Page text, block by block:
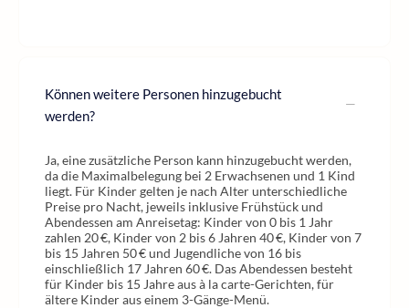
Können weitere Personen hinzugebucht
werden?
Ja, eine zusätzliche Person kann hinzugebucht werden,
da die Maximalbelegung bei 2 Erwachsenen und 1 Kind
liegt. Für Kinder gelten je nach Alter unterschiedliche
Preise pro Nacht, jeweils inklusive Frühstück und
Abendessen am Anreisetag: Kinder von 0 bis 1 Jahr
zahlen 20 €, Kinder von 2 bis 6 Jahren 40 €, Kinder von 7
bis 15 Jahren 50 € und Jugendliche von 16 bis
einschließlich 17 Jahren 60 €. Das Abendessen besteht
für Kinder bis 15 Jahre aus à la carte-Gerichten, für
ältere Kinder aus einem 3-Gänge-Menü.